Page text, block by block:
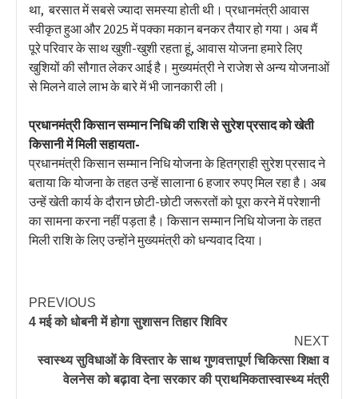
था, बरसात में सबसे ज्यादा समस्या होती थी। प्रधानमंत्री आवास
स्वीकृत हुआ और 2025 में पक्का मकान बनकर तैयार हो गया। अब मैं
पूरे परिवार के साथ खुशी-खुशी रहता हूं, आवास योजना हमारे लिए
खुशियों की सौगात लेकर आई है। मुख्यमंत्री ने राजेश से अन्य योजनाओं
से मिलने वाले लाभ के बारे में भी जानकारी ली।
प्रधानमंत्री किसान सम्मान निधि की राशि से सुरेश प्रसाद को खेती
किसानी में मिली सहायता-
प्रधानमंत्री किसान सम्मान निधि योजना के हितग्राही सुरेश प्रसाद ने
बताया कि योजना के तहत उन्हें सालाना 6 हजार रुपए मिल रहा है। अब
उन्हें खेती कार्य के दौरान छोटी-छोटी जरूरतों को पूरा करने में परेशानी
का सामना करना नहीं पड़ता है। किसान सम्मान निधि योजना के तहत
मिली राशि के लिए उन्होंने मुख्यमंत्री को धन्यवाद दिया।
PREVIOUS
4 मई को धोबनी में होगा सुशासन तिहार शिविर
NEXT
स्वास्थ्य सुविधाओं के विस्तार के साथ गुणवत्तापूर्ण चिकित्सा शिक्षा व
वेलनेस को बढ़ावा देना सरकार की प्राथमिकतास्वास्थ्य मंत्री